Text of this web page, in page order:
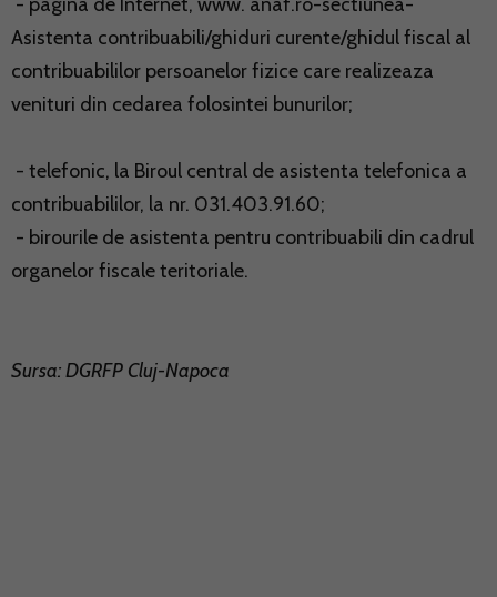
Asistenta contribuabili/ghiduri curente/ghidul fiscal al
contribuabililor persoanelor fizice care realizeaza
venituri din cedarea folosintei bunurilor;
- telefonic, la Biroul central de asistenta telefonica a
contribuabililor, la nr. 031.403.91.60;
- birourile de asistenta pentru contribuabili din cadrul
organelor fiscale teritoriale.
Sursa: DGRFP Cluj-Napoca